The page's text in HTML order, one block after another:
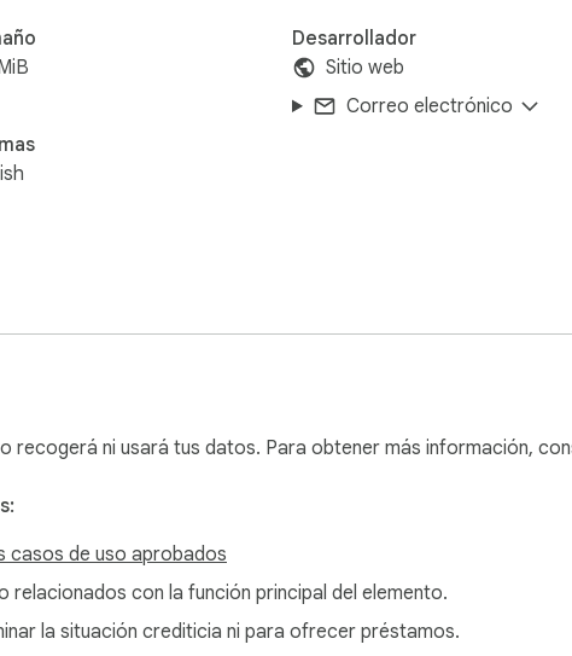
Desarrollador
Sitio web
Correo electrónico
recogerá ni usará tus datos. Para obtener más información,
casos de uso aprobados
relacionados con la función principal del elemento.
la situación crediticia ni para ofrecer préstamos.